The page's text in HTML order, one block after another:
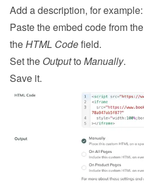
Add a description, for example:
Paste the embed code from the
the HTML Code field.
Set the Output to Manually.
Save it.